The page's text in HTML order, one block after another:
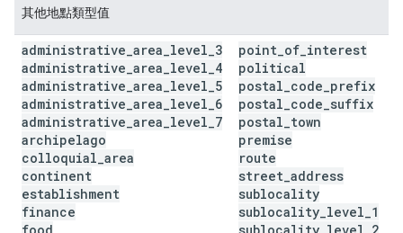
其他地點類型值
administrative area level 3
administrative area level 4
administrative area level 5
administrative area level 6
administrative area level 7
archipelago
colloquial area
continent
establishment
finance
point of interest
political
postal code prefix
postal code suffix
postal town
premise
route
street address
sublocality
sublocality level 1